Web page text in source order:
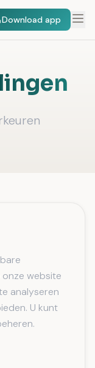
Download app
website
analyseren
U kunt